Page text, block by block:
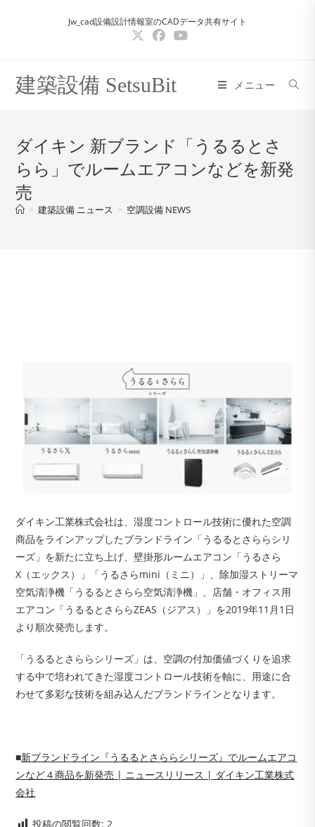
Jw_cad設備設計情報室のCADデータ共有サイト
建築設備 SetsuBit メニュー
ダイキン 新ブランド「うるるとさ
らら」でルームエアコンなどを新発
売
> 建築設備 ニュース > 空調設備 NEWS
ダイキン工業株式会社は、湿度コントロール技術に優れた空調
商品をラインアップしたブランドライン「うるるとさららシリ
ーズ」を新たに立ち上げ、壁掛形ルームエアコン「うるさら
X（エックス）」「うるさらmini（ミニ）」、除加湿ストリーマ
空気清浄機「うるるとさらら空気清浄機」、店舗・オフィス用
エアコン「うるるとさららZEAS（ジアス）」を2019年11月1日
より順次発売します。
「うるるとさららシリーズ」は、空調の付加価値づくりを追求
する中で培われてきた湿度コントロール技術を軸に、用途に合
わせて多彩な技術を組み込んだブランドラインとなります。
■新ブランドライン『うるるとさららシリーズ』でルームエアコ
ンなど４商品を新発売 | ニュースリリース | ダイキン工業株式
会社
投稿の閲覧回数: 2